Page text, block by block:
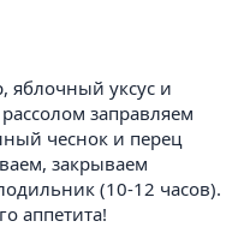
яблочный уксус и
заправляем
чеснок и перец
закрываем
(10-12 часов).
аппетита!